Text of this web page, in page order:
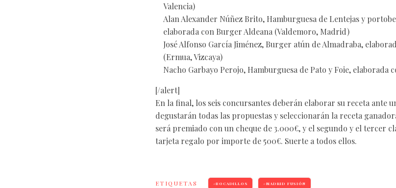
Valencia)
Alan Alexander Núñez Brito, Hamburguesa de Lentejas y
elaborada con Burger Aldeana (Valdemoro, Madrid)
José Alfonso García Jiménez, Burger atún de Almadraba,
(Ermua, Vizcaya)
Nacho Garbayo Perojo, Hamburguesa de Pato y Foie,
[/alert]
En la final, los seis concursantes deberán elaborar su receta ante
degustarán todas las propuestas y seleccionarán la receta
será premiado con un cheque de 3.000€, y el segundo y el tercer
tarjeta regalo por importe de 500€. Suerte a todos ellos.
ETIQUETAS BOCADILLOS MADRID FUSIÓN